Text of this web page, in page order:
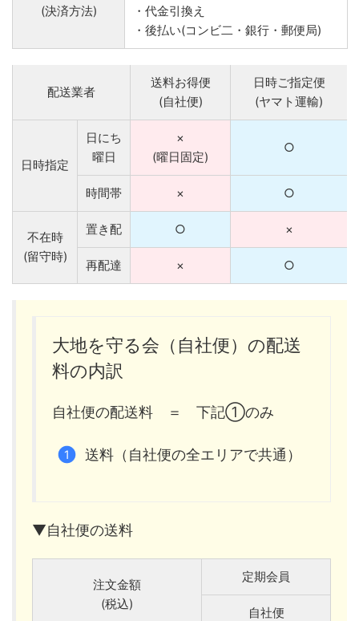
(決済方法)
・代金引換え
・後払い(コンビ二・銀行・郵便局)
配送業者
送料お得便
(自社便)
日時ご指定便
(ヤマト運輸)
日時指定
日にち
曜日
×
(曜日固定)
○
時間帯 × ○
不在時
(留守時)
置き配 ○ ×
再配達 × ○
大地を守る会（自社便）の配送
料の内訳
自社便の配送料 ＝ 下記①のみ
送料（自社便の全エリアで共通）
▼自社便の送料
注文金額
(税込)
定期会員
自社便